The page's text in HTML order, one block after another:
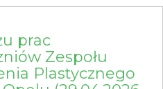
prac
Zespołu
Plastycznego